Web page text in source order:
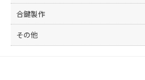
合鍵製作
その他